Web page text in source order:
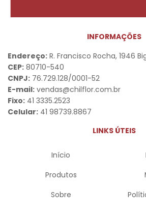
INFORMAÇÕES
Endereço: R. Francisco Rocha, 1946
CEP: 80710-540
CNPJ: 76.729.128/0001-52
E-mail: vendas@chilflor.com.br
Fixo: 41 3335.2523
Celular: 41 98739.8867
LINKS ÚTEIS
Início
Produtos
Sobre